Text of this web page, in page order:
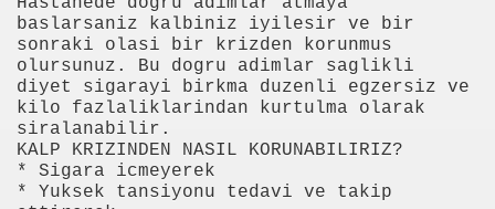
baslarsaniz kalbiniz iyilesir ve bir
sonraki olasi bir krizden korunmus
olursunuz. Bu dogru adimlar saglikli
diyet sigarayi birkma duzenli egzersiz ve
kilo fazlaliklarindan kurtulma olarak
siralanabilir.
KALP KRIZINDEN NASIL KORUNABILIRIZ?
* Sigara icmeyerek
* Yuksek tansiyonu tedavi ve takip
Öztürk Yakaladı
Kaldı